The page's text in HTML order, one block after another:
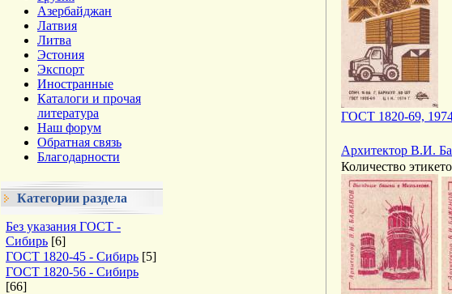
Азербайджан
Латвия
Литва
Эстония
Экспорт
Иностранные
Каталоги и прочая
литература
Наш форум
Обратная связь
Благодарности
Категории раздела
Без указания ГОСТ -
Сибирь [6]
ГОСТ 1820-45 - Сибирь [5]
ГОСТ 1820-56 - Сибирь
[66]
ГОСТ 1820-69,
Архитектор В.И.
Количество